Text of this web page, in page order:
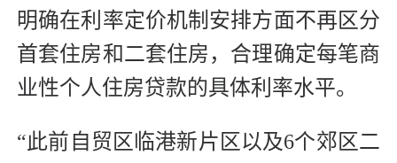
明确在利率定价机制安排方面不再区分
首套住房和二套住房，合理确定每笔商
业性个人住房贷款的具体利率水平。
“此前自贸区临港新片区以及6个郊区二